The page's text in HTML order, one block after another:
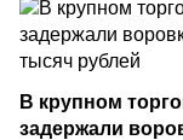
В крупном
задержали